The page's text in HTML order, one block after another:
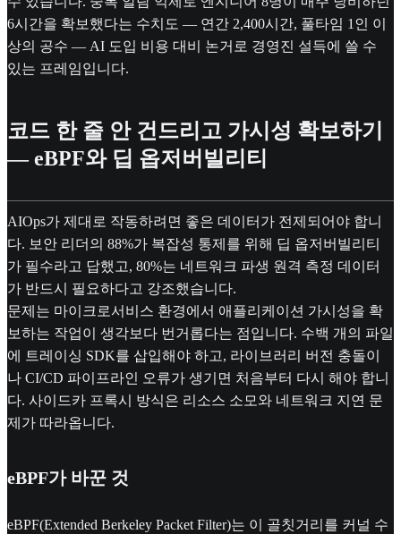
6시간을 확보했다는 수치도 — 연간 2,400시간, 풀타임 1인 이
상의 공수 — AI 도입 비용 대비 논거로 경영진 설득에 쓸 수
있는 프레임입니다.
코드 한 줄 안 건드리고 가시성 확보하기
— eBPF와 딥 옵저버빌리티
AIOps가 제대로 작동하려면 좋은 데이터가 전제되어야 합니
다. 보안 리더의 88%가 복잡성 통제를 위해 딥 옵저버빌리티
가 필수라고 답했고, 80%는 네트워크 파생 원격 측정 데이터
가 반드시 필요하다고 강조했습니다.
문제는 마이크로서비스 환경에서 애플리케이션 가시성을 확
보하는 작업이 생각보다 번거롭다는 점입니다. 수백 개의 파일
에 트레이싱 SDK를 삽입해야 하고, 라이브러리 버전 충돌이
나 CI/CD 파이프라인 오류가 생기면 처음부터 다시 해야 합니
다. 사이드카 프록시 방식은 리소스 소모와 네트워크 지연 문
제가 따라옵니다.
eBPF가 바꾼 것
eBPF(Extended Berkeley Packet Filter)는 이 골칫거리를 커널 수